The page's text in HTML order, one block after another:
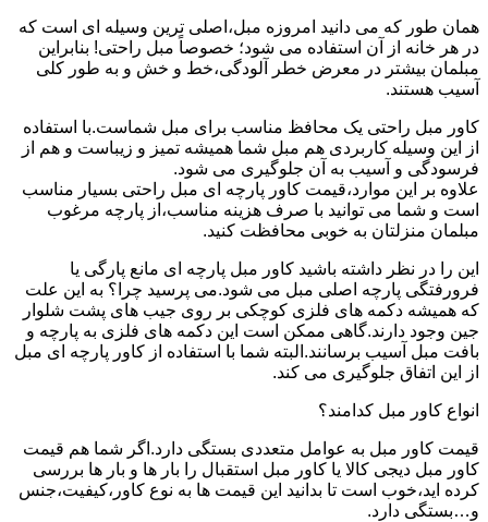
همان طور که می دانید امروزه مبل،اصلی ترین وسیله ای است که
در هر خانه از آن استفاده می شود؛ خصوصاً مبل راحتی! بنابراین
مبلمان بیشتر در معرض خطر آلودگی،خط و خش و به طور کلی
آسیب هستند.
کاور مبل راحتی یک محافظ مناسب برای مبل شماست.با استفاده
از این وسیله کاربردی هم مبل شما همیشه تمیز و زیباست و هم از
فرسودگی و آسیب به آن جلوگیری می شود.
علاوه بر این موارد،قیمت کاور پارچه ای مبل راحتی بسیار مناسب
است و شما می توانید با صرف هزینه مناسب،از پارچه مرغوب
مبلمان منزلتان به خوبی محافظت کنید.
این را در نظر داشته باشید کاور مبل پارچه ای مانع پارگی یا
فرورفتگی پارچه اصلی مبل می شود.می پرسید چرا؟ به این علت
که همیشه دکمه های فلزی کوچکی بر روی جیب های پشت شلوار
جین وجود دارند.گاهی ممکن است این دکمه های فلزی به پارچه و
بافت مبل آسیب برسانند.البته شما با استفاده از کاور پارچه ای مبل
از این اتفاق جلوگیری می کند.
انواع کاور مبل کدامند؟
قیمت کاور مبل به عوامل متعددی بستگی دارد.اگر شما هم قیمت
کاور مبل دیجی کالا یا کاور مبل استقبال را بار ها و بار ها بررسی
کرده اید،خوب است تا بدانید این قیمت ها به نوع کاور،کیفیت،جنس
و…بستگی دارد.